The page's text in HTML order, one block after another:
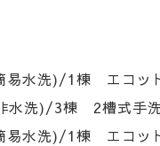
易水洗)/1棟 エコッ
棟 2槽式手洗い
易水洗)/1棟 エコッ